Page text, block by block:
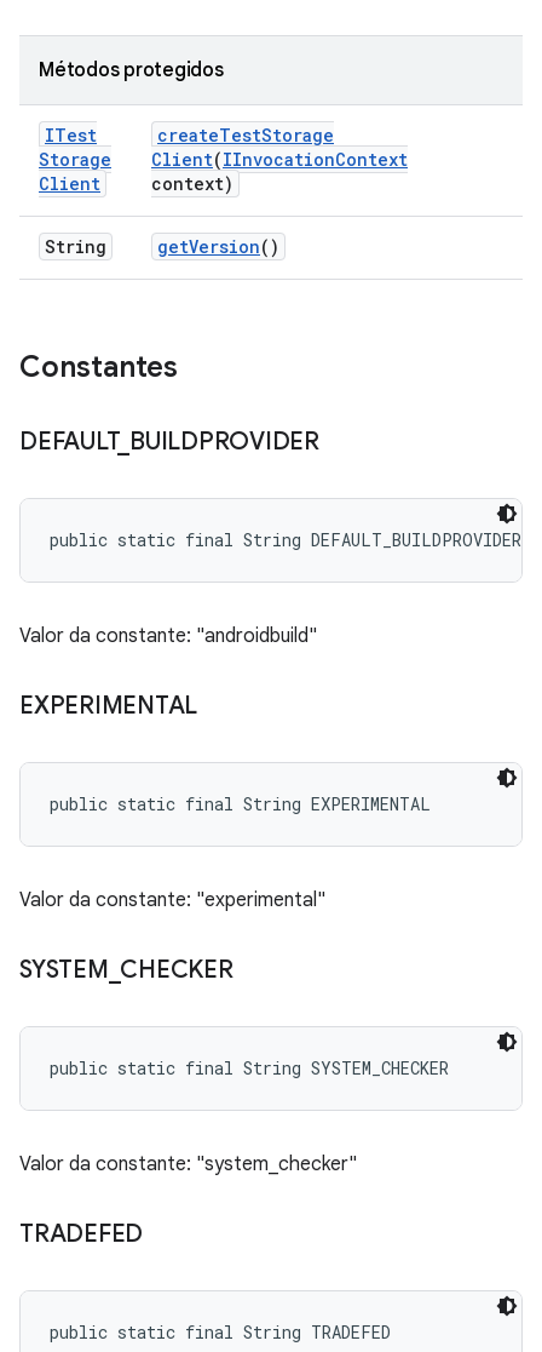
Métodos protegidos
ITest
Storage
Client
createTestStorage
Client(IInvocationContext
context)
String getVersion()
Constantes
DEFAULT_ BUILDPROVIDER
public static final String DEFAULT_BUILDPROVIDER
Valor da constante: "androidbuild"
EXPERIMENTAL
public static final String EXPERIMENTAL
Valor da constante: "experimental"
SYSTEM CHECKER
public static final String SYSTEM_CHECKER
Valor da constante: "system_checker"
TRADEFED
public static final String TRADEFED